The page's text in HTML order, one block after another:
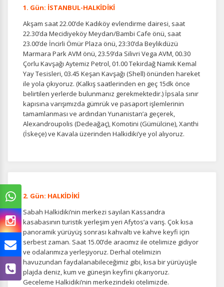
1. Gün: İSTANBUL-HALKİDİKİ
Akşam saat 22.00’de Kadıköy evlendirme dairesi, saat
22.30’da Mecidiyeköy Meydan/Bambi Cafe önü, saat
23.00’de İncirli Ömür Plaza önü, 23:30’da Beylikdüzü
Marmara Park AVM önü, 23.59’da Silivri Vega AVM, 00.30
Çorlu Kavşağı Aytemiz Petrol, 01.00 Tekirdağ Namık Kemal
Yay Tesisleri, 03.45 Keşan Kavşağı (Shell) önünden hareket
ile yola çıkıyoruz. (Kalkış saatlerinden en geç 15dk önce
belirtilen yerlerde bulunmanız gerekmektedir.) İpsala sınır
kapısına varışımızda gümrük ve pasaport işlemlerinin
tamamlanması ve ardından Yunanistan’a geçerek,
Alexandroupolis (Dedeağaç), Komotini (Gümülcine), Xanthi
(İskeçe) ve Kavala üzerinden Halkidiki’ye yol alıyoruz.
2. Gün: HALKİDİKİ
Sabah Halkidiki’nin merkezi sayılan Kassandra
kasabasının turistik yerleşim yeri Afytos’a varış. Çok kısa
panoramik yürüyüş sonrası kahvaltı ve kahve keyfi için
serbest zaman. Saat 15.00’de aracımız ile otelimize gidiyor
ve odalarımıza yerleşiyoruz. Derhal otelimizin
havuzundan faydalanabileceğimiz gibi, kısa bir yürüyüşle
plajda deniz, kum ve güneşin keyfini çıkarıyoruz.
Geceleme Halkidiki’nin merkezindeki otelimizde.